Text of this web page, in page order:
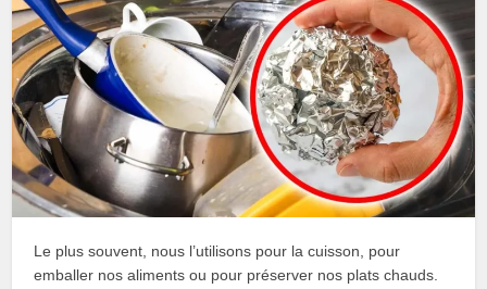
Le plus souvent, nous l’utilisons pour la cuisson, pour
emballer nos aliments ou pour préserver nos plats chauds.